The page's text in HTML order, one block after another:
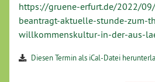
https://gruene-erfurt.de/2022/
beantragt-aktuelle-stunde-zum-
willkommenskultur-in-der-aus-
Diesen Termin als iCal-Datei